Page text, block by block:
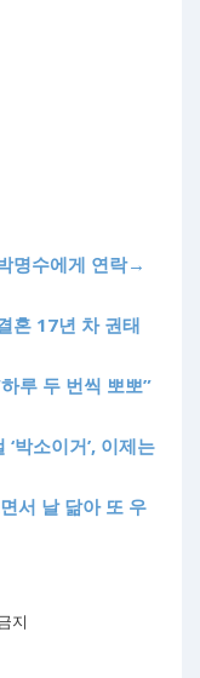
명수에게 연락→
혼 17년 차 권태
루 두 번씩 뽀뽀”
박소이거’, 이제는
서 날 닮아 또 우
지